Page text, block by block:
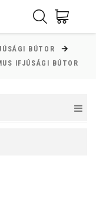
BÚTOR
IFJÚSÁGI BÚTOR